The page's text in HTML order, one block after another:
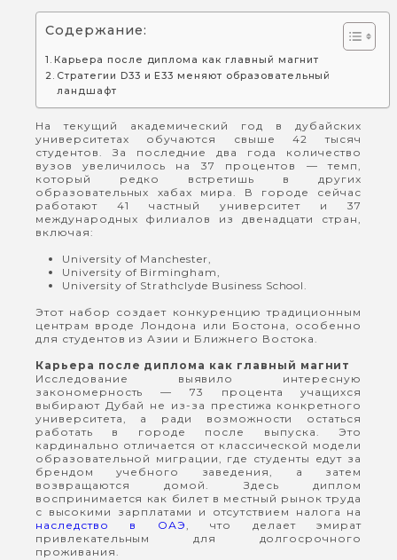
Содержание:
Карьера после диплома как главный магнит
Стратегии D33 и E33 меняют образовательный
ландшафт
На текущий академический год в дубайских
университетах обучаются свыше 42 тысяч
студентов. За последние два года количество
вузов увеличилось на 37 процентов — темп,
который редко встретишь в других
образовательных хабах мира. В городе сейчас
работают 41 частный университет и 37
международных филиалов из двенадцати стран,
включая:
University of Manchester,
University of Birmingham,
University of Strathclyde Business School.
Этот набор создает конкуренцию традиционным
центрам вроде Лондона или Бостона, особенно
для студентов из Азии и Ближнего Востока.
Карьера после диплома как главный магнит
Исследование выявило интересную
закономерность — 73 процента учащихся
выбирают Дубай не из-за престижа конкретного
университета, а ради возможности остаться
работать в городе после выпуска. Это
кардинально отличается от классической модели
образовательной миграции, где студенты едут за
брендом учебного заведения, а затем
возвращаются домой. Здесь диплом
воспринимается как билет в местный рынок труда
с высокими зарплатами и отсутствием налога на
наследство в ОАЭ, что делает эмират
привлекательным для долгосрочного
проживания.